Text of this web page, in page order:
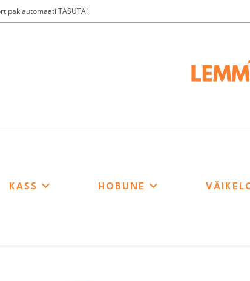
pakiautomaati TASUTA!
KASS HOBUNE